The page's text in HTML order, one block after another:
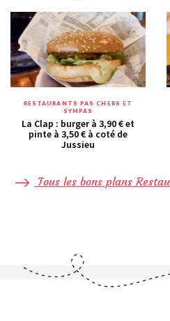
RESTAURANTS PAS CHERS ET
SYMPAS
La Clap : burger à 3,90 € et
pinte à 3,50 € à coté de
Jussieu
Tous les bons plans